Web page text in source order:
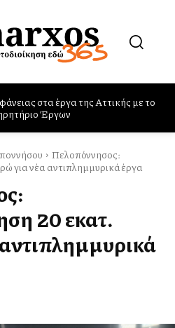
Γερμενό, Ψάθα και Βίλια ο Δήμος
Φυλής
Πελοπόννησος:
για νέα αντιπλημμυρικά έργα
20 εκατ.